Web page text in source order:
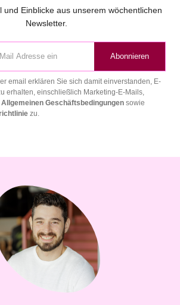
und Einblicke aus unserem wöchentlichen
Newsletter.
Abonnieren
email erklären Sie sich damit einverstanden, E-
erhalten, einschließlich Marketing-E-Mails,
Allgemeinen Geschäftsbedingungen sowie
zu.